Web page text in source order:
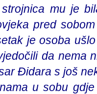
mu je
pred
je osoba
da nema
Đidara s još
u sobu